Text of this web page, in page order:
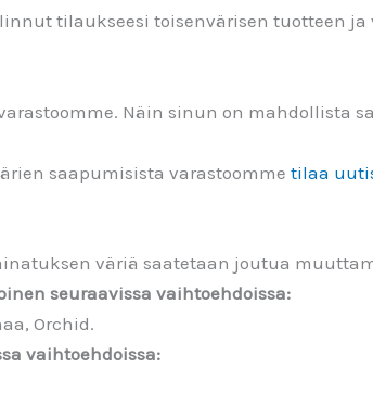
tilaukseesi toisenvärisen tuotteen ja
Näin sinun on mahdollista
saapumisista varastoomme tilaa
väriä saatetaan joutua
seuraavissa vaihtoehdoissa:
Orchid.
vaihtoehdoissa: